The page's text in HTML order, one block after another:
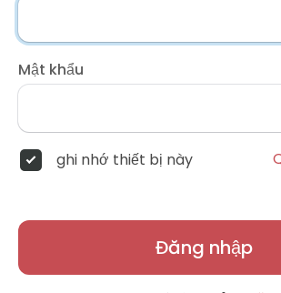
Mật khẩu
ghi nhớ thiết bị này
Đăng nhập